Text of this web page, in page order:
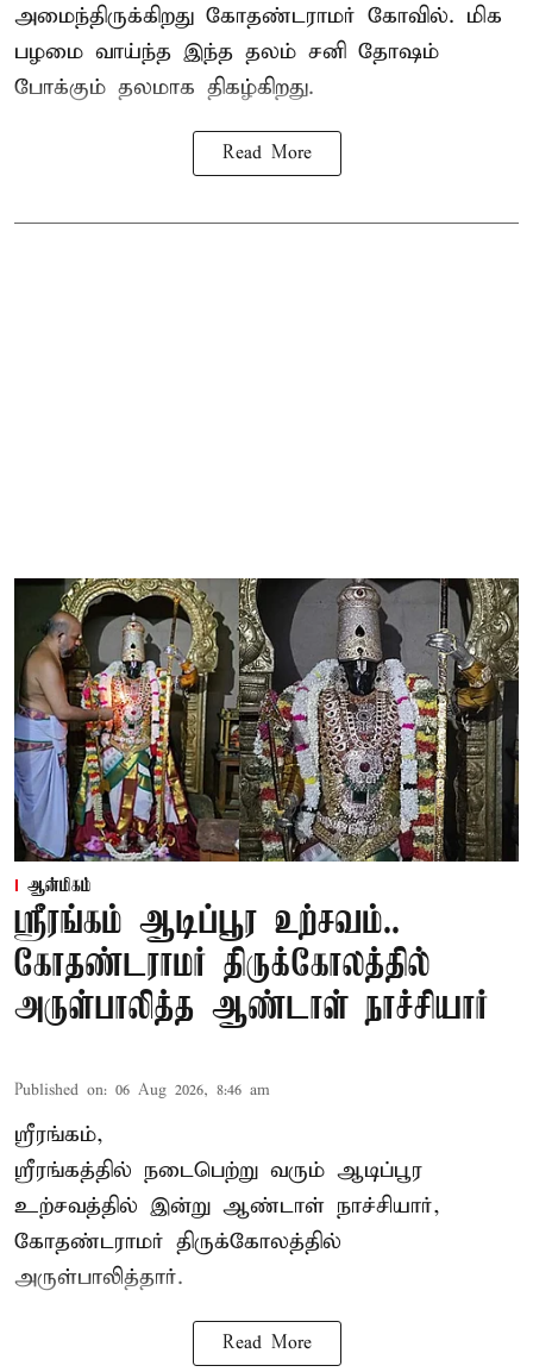
அமைந்திருக்கிறது கோதண்டராமர் கோவில். மிக
பழமை வாய்ந்த இந்த தலம் சனி தோஷம்
போக்கும் தலமாக திகழ்கிறது.
Read More
ஆன்மிகம்
ஸ்ரீரங்கம் ஆடிப்பூர உற்சவம்..
கோதண்டராமர் திருக்கோலத்தில்
அருள்பாலித்த ஆண்டாள் நாச்சியார்
Published on: 06 Aug 2026, 8:46 am
ஸ்ரீரங்கம்,
ஸ்ரீரங்கத்தில் நடைபெற்று வரும் ஆடிப்பூர
உற்சவத்தில் இன்று ஆண்டாள் நாச்சியார்,
கோதண்டராமர் திருக்கோலத்தில்
அருள்பாலித்தார்.
Read More